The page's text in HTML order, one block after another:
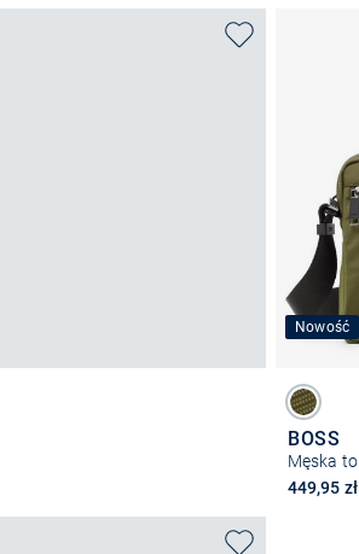
Nowość
BOSS
449,95 zł